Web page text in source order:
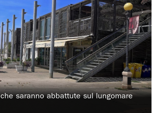
saranno abbattute sul lungomare